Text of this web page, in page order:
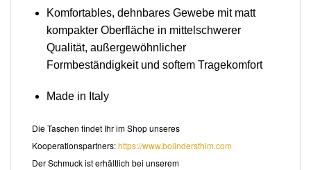
Komfortables, dehnbares Gewebe mit matt
kompakter Oberfläche in mittelschwerer
Qualität, außergewöhnlicher
Formbeständigkeit und softem Tragekomfort
Made in Italy
Die Taschen findet Ihr im Shop unseres
Kooperationspartners:https://www.bolindersthlm.com
Der Schmuck ist erhältlich bei unserem